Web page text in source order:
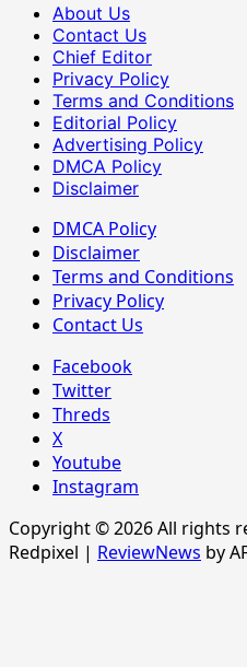
About Us
Contact Us
Chief Editor
Privacy Policy
Terms and Conditions
Editorial Policy
Advertising Policy
DMCA Policy
Disclaimer
DMCA Policy
Disclaimer
Terms and Conditions
Privacy Policy
Contact Us
Facebook
Twitter
Threds
X
Youtube
Instagram
Copyright © 2026 All rights
Redpixel | ReviewNews by